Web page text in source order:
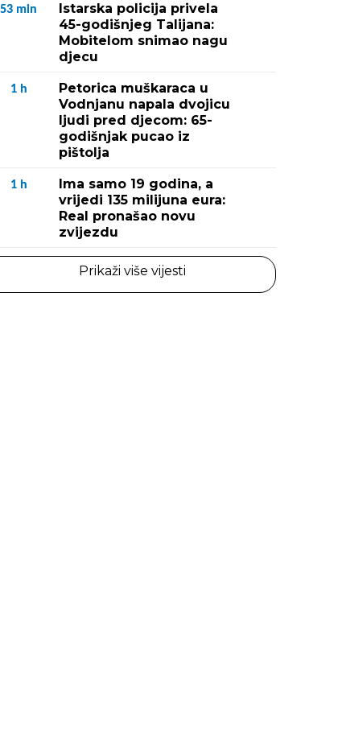
53 min
Istarska policija privela
45-godišnjeg Talijana:
Mobitelom snimao nagu
djecu
1 h
Petorica muškaraca u
Vodnjanu napala dvojicu
ljudi pred djecom: 65-
godišnjak pucao iz
pištolja
1 h
Ima samo 19 godina, a
vrijedi 135 milijuna eura:
Real pronašao novu
zvijezdu
Prikaži više vijesti